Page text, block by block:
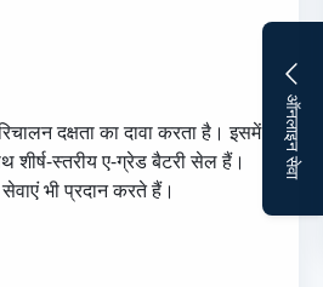
ऑनलाइन सेवा
दक्षता का दावा करता है। इसमें
स्तरीय ए-ग्रेड बैटरी सेल हैं।
भी प्रदान करते हैं।